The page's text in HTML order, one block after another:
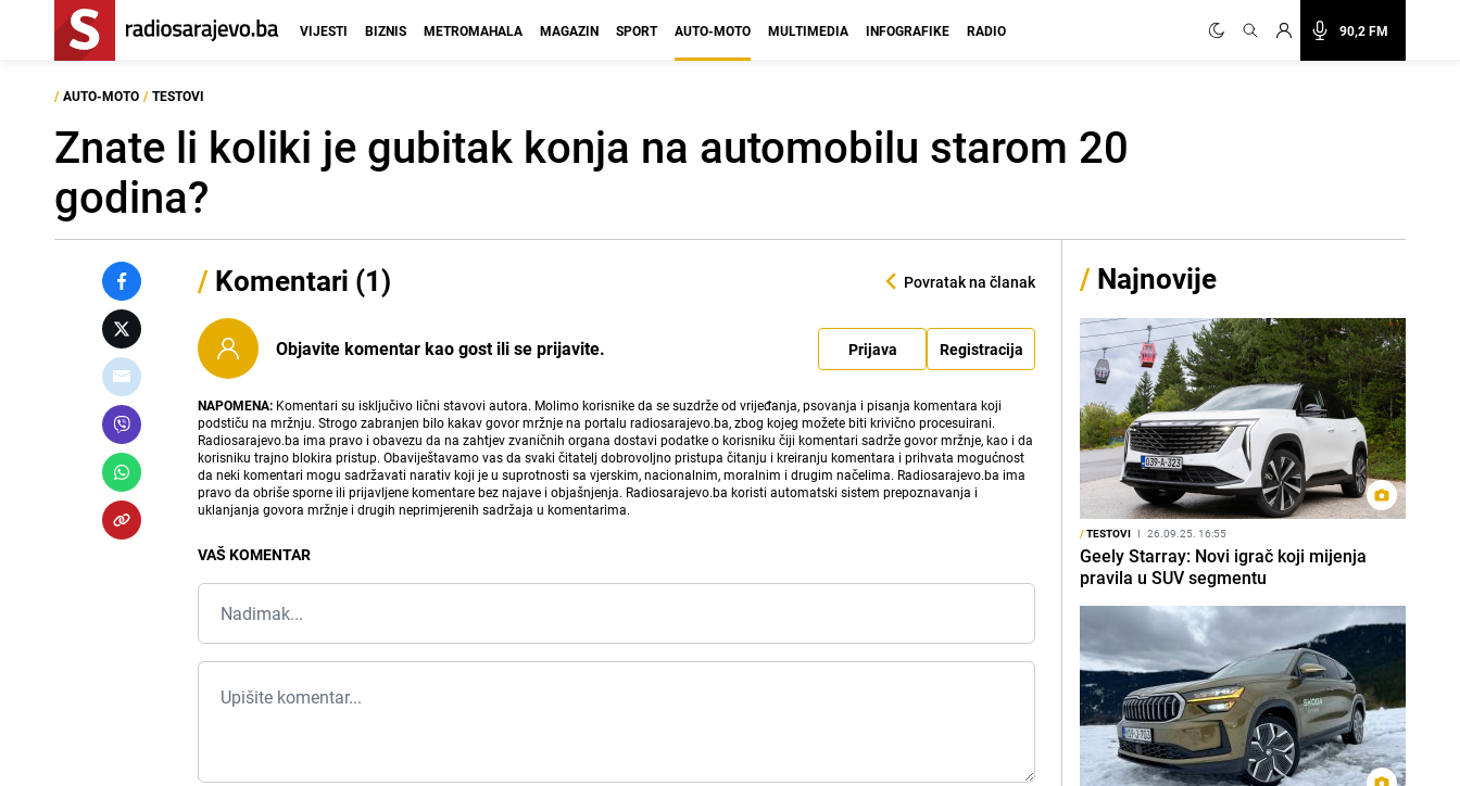
90,2 FM
VIJESTI BIZNIS METROMAHALA MAGAZIN SPORT AUTO-MOTO MULTIMEDIA INFOGRAFIKE RADIO
/ AUTO-MOTO / TESTOVI
Znate li koliki je gubitak konja na automobilu starom 20
godina?
/ Komentari (1) Povratak na članak
Objavite komentar kao gost ili se prijavite. Prijava Registracija
NAPOMENA: Komentari su isključivo lični stavovi autora. Molimo korisnike da se suzdrže od vrijeđanja, psovanja i pisanja komentara koji
podstiču na mržnju. Strogo zabranjen bilo kakav govor mržnje na portalu radiosarajevo.ba, zbog kojeg možete biti krivično procesuirani.
Radiosarajevo.ba ima pravo i obavezu da na zahtjev zvaničnih organa dostavi podatke o korisniku čiji komentari sadrže govor mržnje, kao i da
korisniku trajno blokira pristup. Obaviještavamo vas da svaki čitatelj dobrovoljno pristupa čitanju i kreiranju komentara i prihvata mogućnost
da neki komentari mogu sadržavati narativ koji je u suprotnosti sa vjerskim, nacionalnim, moralnim i drugim načelima. Radiosarajevo.ba ima
pravo da obriše sporne ili prijavljene komentare bez najave i objašnjenja. Radiosarajevo.ba koristi automatski sistem prepoznavanja i
uklanjanja govora mržnje i drugih neprimjerenih sadržaja u komentarima.
VAŠ KOMENTAR
/ Najnovije
/TESTOVI I 26.09.25. 16:55
Geely Starray: Novi igrač koji mijenja
pravila u SUV segmentu